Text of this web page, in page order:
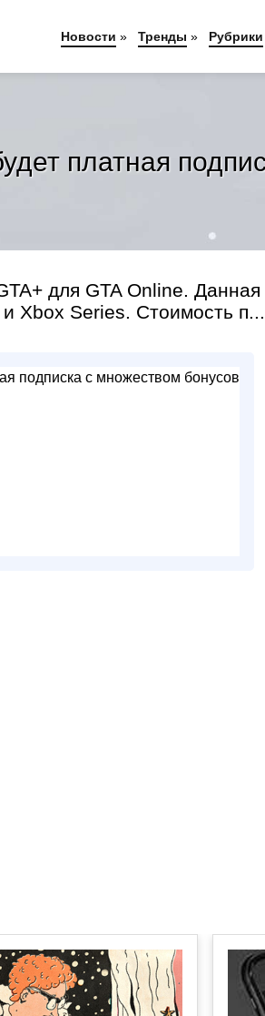
платная
для GTA Online. Данная
Xbox Series. Стоимость п...
Новости » Тренды » Рубрики